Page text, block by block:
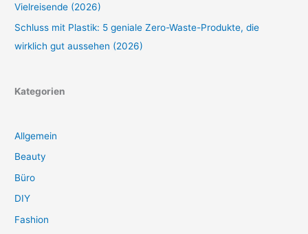
Vielreisende (2026)
Schluss mit Plastik: 5 geniale Zero-Waste-Produkte, die
wirklich gut aussehen (2026)
Kategorien
Allgemein
Beauty
Büro
DIY
Fashion